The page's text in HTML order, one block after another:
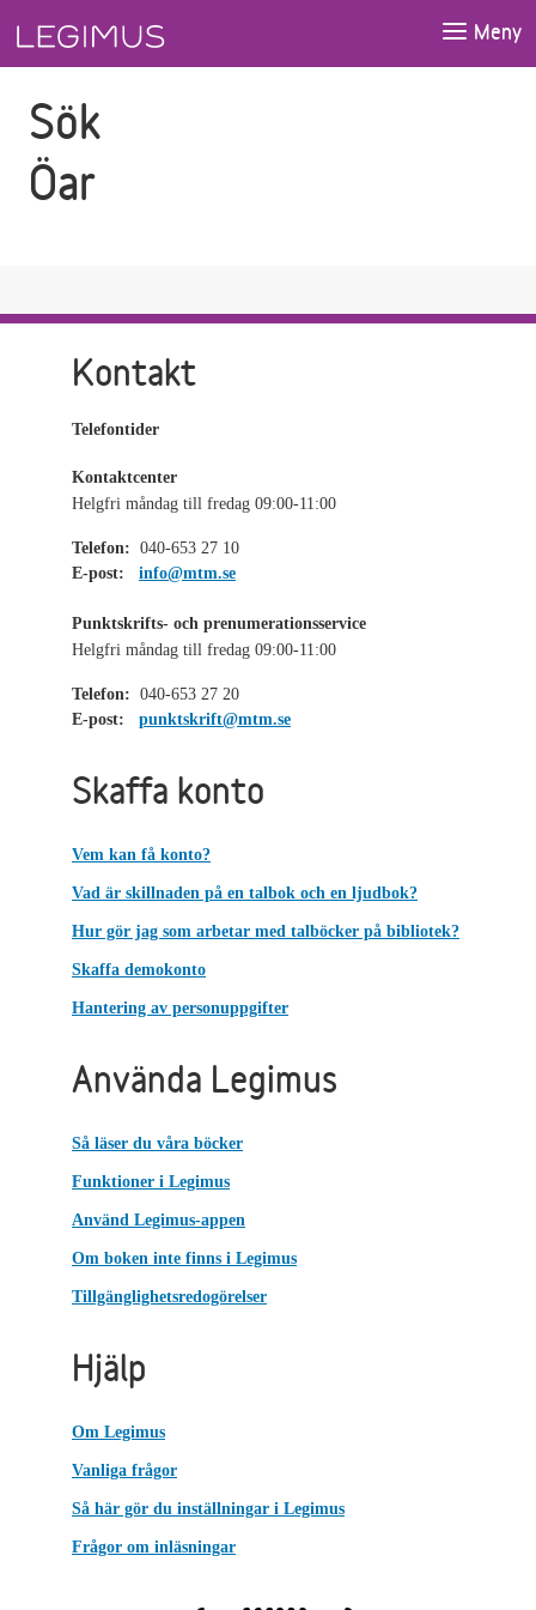
Meny
Sök
Öar
Kontakt
Telefontider
Kontaktcenter
Helgfri måndag till fredag 09:00-11:00
Telefon: 040-653 27 10
E-post:
info@mtm.se
Punktskrifts- och prenumerationsservice
Helgfri måndag till fredag 09:00-11:00
Telefon: 040-653 27 20
E-post:
punktskrift@mtm.se
Skaffa konto
Vem kan få konto?
Vad är skillnaden på en talbok och en ljudbok?
Hur gör jag som arbetar med talböcker på bibliotek?
Skaffa demokonto
Hantering av personuppgifter
Använda Legimus
Så läser du våra böcker
Funktioner i Legimus
Använd Legimus-appen
Om boken inte finns i Legimus
Tillgänglighetsredogörelser
Hjälp
Om Legimus
Vanliga frågor
Så här gör du inställningar i Legimus
Frågor om inläsningar